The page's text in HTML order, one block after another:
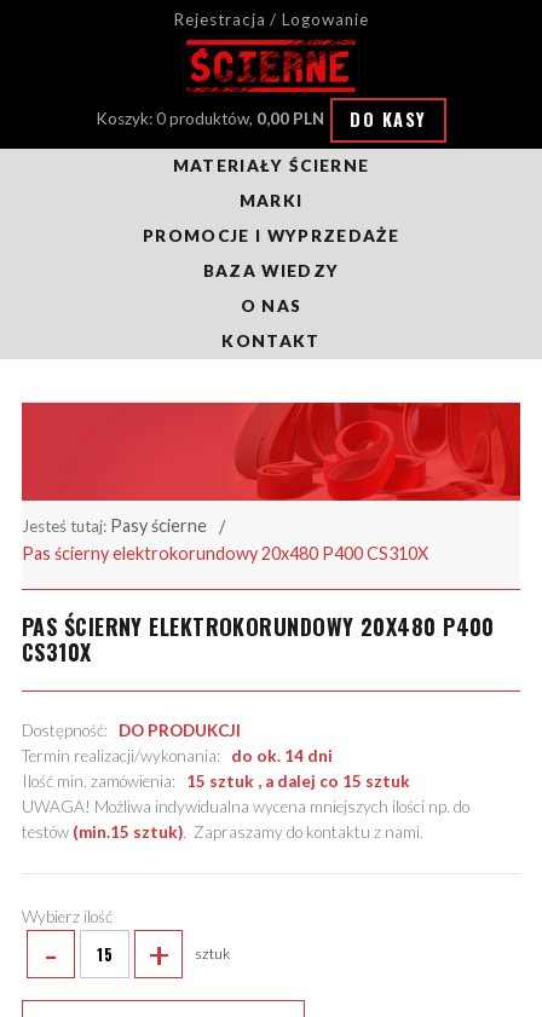
Rejestracja / Logowanie
Koszyk: 0 produktów, 0,00 PLN DO KASY
MATERIAŁY ŚCIERNE
MARKI
PROMOCJE I WYPRZEDAŻE
BAZA WIEDZY
O NAS
KONTAKT
Jesteś tutaj: Pasy ścierne
Pas ścierny elektrokorundowy 20x480 P400 CS310X
PAS ŚCIERNY ELEKTROKORUNDOWY 20X480 P400
CS310X
Dostępność: DO PRODUKCJI
Termin realizacji/wykonania: do ok. 14 dni
Ilość min. zamówienia: 15 sztuk , a dalej co 15 sztuk
UWAGA! Możliwa indywidualna wycena mniejszych ilości np. do
testów (min.15 sztuk). Zapraszamy do kontaktu z nami.
Wybierz ilość
- + sztuk